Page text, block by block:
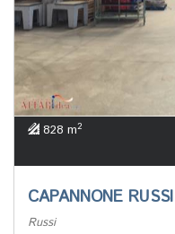
828 m2
CAPANNONE RUSSI
Russi